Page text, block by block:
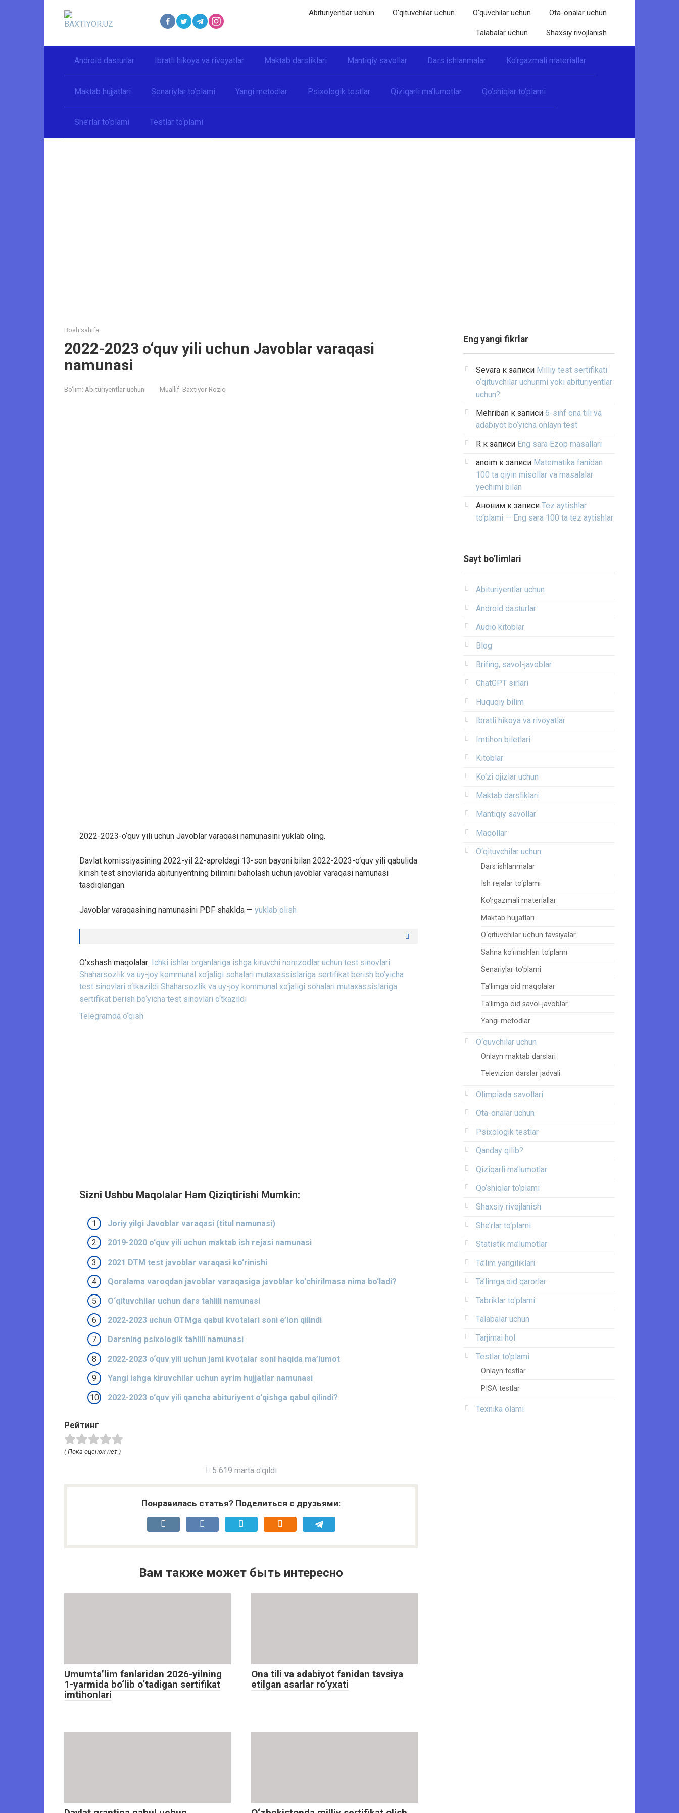
Abituriyentlar uchun O‘qituvchilar uchun O‘quvchilar uchun Ota-onalar uchun
Talabalar uchun Shaxsiy rivojlanish
Android dasturlar Ibratli hikoya va rivoyatlar Maktab darsliklari Mantiqiy savollar Dars ishlanmalar Ko‘rgazmali materiallar
Maktab hujjatlari Senariylar to‘plami Yangi metodlar Psixologik testlar Qiziqarli ma’lumotlar Qo‘shiqlar to‘plami
She’rlar to‘plami Testlar to‘plami
Bosh sahifa
2022-2023 o‘quv yili uchun Javoblar varaqasi
namunasi
Bo‘lim: Abituriyentlar uchun Muallif: Baxtiyor Roziq
2022-2023-o‘quv yili uchun Javoblar varaqasi namunasini yuklab oling.
Davlat komissiyasining 2022-yil 22-apreldagi 13-son bayoni bilan 2022-2023-o‘quv yili qabulida
kirish test sinovlarida abituriyentning bilimini baholash uchun javoblar varaqasi namunasi
tasdiqlangan.
Javoblar varaqasining namunasini PDF shaklda — yuklab olish
O‘xshash maqolalar: Ichki ishlar organlariga ishga kiruvchi nomzodlar uchun test sinovlari
Shaharsozlik va uy-joy kommunal xo‘jaligi sohalari mutaxassislariga sertifikat berish bo‘yicha
test sinovlari o‘tkazildi Shaharsozlik va uy-joy kommunal xo‘jaligi sohalari mutaxassislariga
sertifikat berish bo‘yicha test sinovlari o‘tkazildi
Telegramda o‘qish
Sizni Ushbu Maqolalar Ham Qiziqtirishi Mumkin:
Joriy yilgi Javoblar varaqasi (titul namunasi)
2019-2020 o‘quv yili uchun maktab ish rejasi namunasi
2021 DTM test javoblar varaqasi ko‘rinishi
Qoralama varoqdan javoblar varaqasiga javoblar ko‘chirilmasa nima bo‘ladi?
O‘qituvchilar uchun dars tahlili namunasi
2022-2023 uchun OTMga qabul kvotalari soni e’lon qilindi
Darsning psixologik tahlili namunasi
2022-2023 o‘quv yili uchun jami kvotalar soni haqida ma’lumot
Yangi ishga kiruvchilar uchun ayrim hujjatlar namunasi
2022-2023 o‘quv yili qancha abituriyent o‘qishga qabul qilindi?
Рейтинг
( Пока оценок нет )
5 619 marta o'qildi
Понравилась статья? Поделиться с друзьями:
Вам также может быть интересно
Umumta’lim fanlaridan 2026-yilning
1-yarmida bo‘lib o‘tadigan sertifikat
imtihonlari
Ona tili va adabiyot fanidan tavsiya
etilgan asarlar ro‘yxati
Eng yangi fikrlar
Sevara к записи Milliy test sertifikati
o‘qituvchilar uchunmi yoki abituriyentlar
uchun?
Mehriban к записи 6-sinf ona tili va
adabiyot bo‘yicha onlayn test
R к записи Eng sara Ezop masallari
anoim к записи Matematika fanidan
100 ta qiyin misollar va masalalar
yechimi bilan
Аноним к записи Tez aytishlar
to‘plami — Eng sara 100 ta tez aytishlar
Sayt bo’limlari
Abituriyentlar uchun
Android dasturlar
Audio kitoblar
Blog
Brifing, savol-javoblar
ChatGPT sirlari
Huquqiy bilim
Ibratli hikoya va rivoyatlar
Imtihon biletlari
Kitoblar
Ko‘zi ojizlar uchun
Maktab darsliklari
Mantiqiy savollar
Maqollar
O‘qituvchilar uchun
Dars ishlanmalar
Ish rejalar to‘plami
Ko‘rgazmali materiallar
Maktab hujjatlari
O‘qituvchilar uchun tavsiyalar
Sahna ko‘rinishlari to‘plami
Senariylar to‘plami
Ta’limga oid maqolalar
Ta’limga oid savol-javoblar
Yangi metodlar
O‘quvchilar uchun
Onlayn maktab darslari
Televizion darslar jadvali
Olimpiada savollari
Ota-onalar uchun
Psixologik testlar
Qanday qilib?
Qiziqarli ma’lumotlar
Qo‘shiqlar to‘plami
Shaxsiy rivojlanish
She’rlar to‘plami
Statistik ma’lumotlar
Ta’lim yangiliklari
Ta’limga oid qarorlar
Tabriklar to'plami
Talabalar uchun
Tarjimai hol
Testlar to‘plami
Onlayn testlar
PISA testlar
Texnika olami